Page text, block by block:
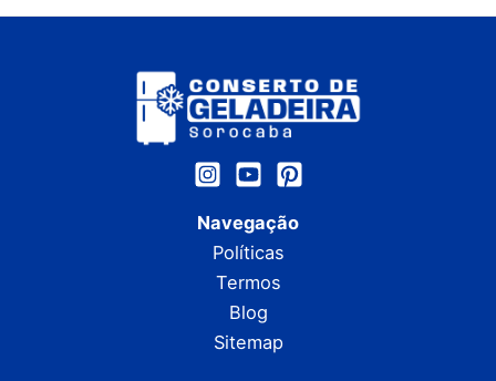
Navegação
Políticas
Termos
Blog
Sitemap